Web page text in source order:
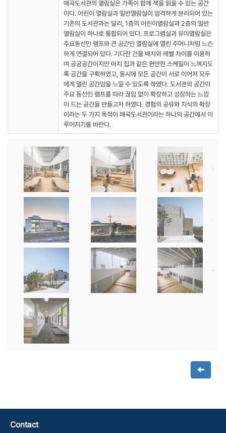
매곡도서관의 열람실은 가족이 함께 책을 읽을 수 있는 공간
이다. 어린이 열람실과 일반열람실이 엄격하게 분리되어 있는
기존의 도서관과는 달리, 1층의 어린이열람실과 2층의 일반
열람실이 하나로 통합되어 있다. 프로그램실과 유아열람실은
주요동선인 램프와 큰 공간인 열람실에 열린 주머니처럼 느슨
하게 연결되어 있다. 기다란 건물 배치와 레벨 차이를 이용하
여 공공공간이지만 마치 집과 같은 편안한 스케일이 느껴지도
록 공간을 구획하였고, 동시에 모든 공간이 서로 이어져 모두
에게 열린 공간임을 느낄 수 있도록 하였다. 도서관의 공간이
주요 동선인 램프를 따라 끊임 없이 확장하고 성장하는 느낌
이 드는 공간을 만들고자 하였다. 경험의 공유와 지식의 확장
이라는 두 가지 목적이 매곡도서관이라는 하나의 공간에서 이
루어지기를 바란다.
Contact